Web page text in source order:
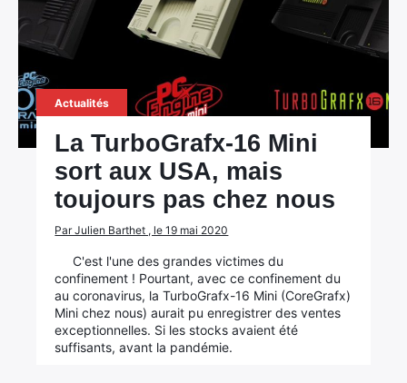
Actualités
La TurboGrafx-16 Mini
sort aux USA, mais
toujours pas chez nous
Par Julien Barthet , le 19 mai 2020
C'est l'une des grandes victimes du
confinement ! Pourtant, avec ce confinement du
au coronavirus, la TurboGrafx-16 Mini (CoreGrafx)
Mini chez nous) aurait pu enregistrer des ventes
exceptionnelles. Si les stocks avaient été
suffisants, avant la pandémie.